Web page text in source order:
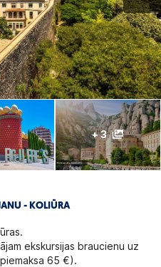
+ 3
- KOLIŪRA
ekskursijas braucienu uz
65 €).